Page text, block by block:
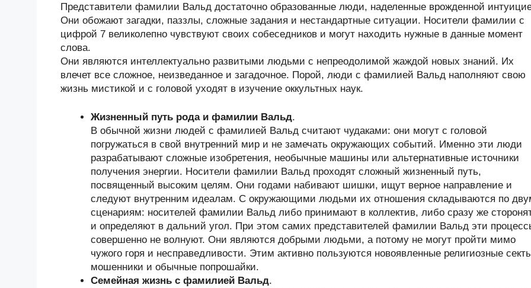
Представители фамилии Вальд достаточно образованные люди, наделенные врожденной
Они обожают загадки, паззлы, сложные задания и нестандартные ситуации. Носители фамилии с
цифрой 7 великолепно чувствуют своих собеседников и могут находить нужные в данные момент
слова.
Они являются интеллектуально развитыми людьми с непреодолимой жаждой новых знаний. Их
влечет все сложное, неизведанное и загадочное. Порой, люди с фамилией Вальд наполняют свою
жизнь мистикой и с головой уходят в изучение оккультных наук.
Жизненный путь рода и фамилии Вальд.
В обычной жизни людей с фамилией Вальд считают чудаками: они могут с головой
погружаться в свой внутренний мир и не замечать окружающих событий. Именно эти люди
разрабатывают сложные изобретения, необычные машины или альтернативные источники
получения энергии. Носители фамилии Вальд проходят сложный жизненный путь,
посвященный высоким целям. Они годами набивают шишки, ищут верное направление и
следуют внутренним идеалам. С окружающими людьми их отношения складываются по
сценариям: носителей фамилии Вальд либо принимают в коллектив, либо сразу же
и определяют в дальний угол. При этом самих представителей фамилии Вальд эти
совершенно не волнуют. Они являются добрыми людьми, а потому не могут пройти мимо
чужого горя и несправедливости. Этим активно пользуются новоявленные религиозные
мошенники и обычные попрошайки.
Семейная жизнь с фамилией Вальд.